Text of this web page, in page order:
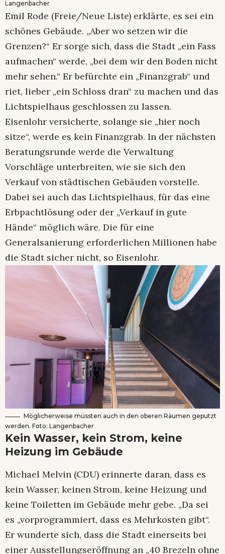
Langenbacher
Emil Rode (Freie/Neue Liste) erklärte, es sei ein
schönes Gebäude. „Aber wo setzen wir die
Grenzen?“ Er sorge sich, dass die Stadt „ein Fass
aufmachen“ werde, „bei dem wir den Boden nicht
mehr sehen.“ Er befürchte ein „Finanzgrab“ und
riet, lieber „ein Schloss dran“ zu machen und das
Lichtspielhaus geschlossen zu lassen.
Eisenlohr versicherte, solange sie „hier noch
sitze“, werde es kein Finanzgrab. In der nächsten
Beratungsrunde werde die Verwaltung
Vorschläge unterbreiten, wie sie sich den
Verkauf von städtischen Gebäuden vorstelle.
Dabei sei auch das Lichtspielhaus, für das eine
Erbpachtlösung oder der „Verkauf in gute
Hände“ möglich wäre. Die für eine
Generalsanierung erforderlichen Millionen habe
die Stadt sicher nicht, so Eisenlohr.
Möglicherweise müssten auch in den oberen Räumen geputzt
werden. Foto: Langenbacher
Kein Wasser, kein Strom, keine
Heizung im Gebäude
Michael Melvin (CDU) erinnerte daran, dass es
kein Wasser, keinen Strom, keine Heizung und
keine Toiletten im Gebäude mehr gebe. „Da sei
es „vorprogrammiert, dass es Mehrkosten gibt“.
Er wunderte sich, dass die Stadt einerseits bei
einer Ausstellungseröffnung an „40 Brezeln ohne